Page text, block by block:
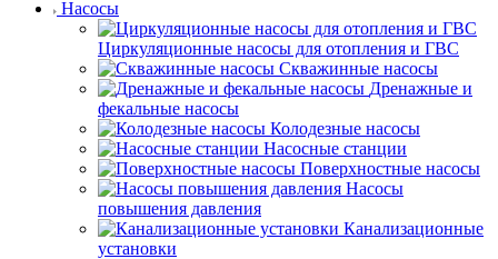
Насосы
Циркуляционные насосы для отопления и ГВС
Скважинные насосы
Дренажные и
фекальные насосы
Колодезные насосы
Насосные станции
Поверхностные насосы
Насосы
повышения давления
Канализационные
установки